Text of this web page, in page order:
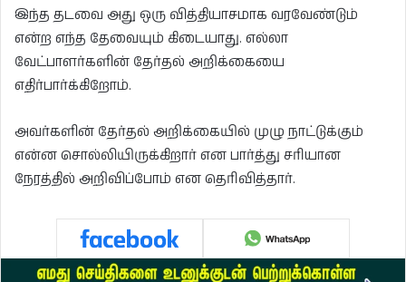
இந்த தடவை அது ஒரு வித்தியாசமாக வரவேண்டும்
என்ற எந்த தேவையும் கிடையாது. எல்லா
வேட்பாளர்களின் தேர்தல் அறிக்கையை
எதிர்பார்க்கிறோம்.
அவர்களின் தேர்தல் அறிக்கையில் முழு நாட்டுக்கும்
என்ன சொல்லியிருக்கிறார் என பார்த்து சரியான
நேரத்தில் அறிவிப்போம் என தெரிவித்தார்.